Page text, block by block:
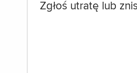
Zgłoś utratę lub